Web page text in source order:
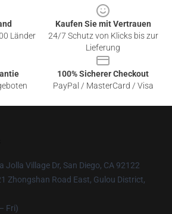
Länder
Kaufen Sie mit Vertrauen
24/7 Schutz von Klicks bis zur
Lieferung
100% Sicherer Checkout
PayPal / MasterCard / Visa
Jolla Village Dr, San Diego, CA 92122
Zhongshan Road East, Gulou District,
Fri)